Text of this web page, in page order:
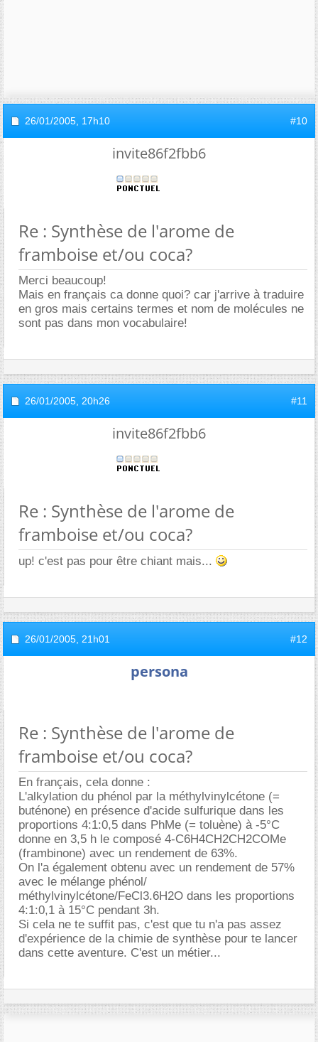
26/01/2005, 17h10 #10
invite86f2fbb6
Re : Synthèse de l'arome de
framboise et/ou coca?
Merci beaucoup!
Mais en français ca donne quoi? car j'arrive à traduire
en gros mais certains termes et nom de molécules ne
sont pas dans mon vocabulaire!
26/01/2005, 20h26 #11
invite86f2fbb6
Re : Synthèse de l'arome de
framboise et/ou coca?
up! c'est pas pour être chiant mais...
26/01/2005, 21h01 #12
persona
Re : Synthèse de l'arome de
framboise et/ou coca?
En français, cela donne :
L'alkylation du phénol par la méthylvinylcétone (=
buténone) en présence d'acide sulfurique dans les
proportions 4:1:0,5 dans PhMe (= toluène) à -5°C
donne en 3,5 h le composé 4-C6H4CH2CH2COMe
(frambinone) avec un rendement de 63%.
On l'a également obtenu avec un rendement de 57%
avec le mélange phénol/
méthylvinylcétone/FeCl3.6H2O dans les proportions
4:1:0,1 à 15°C pendant 3h.
Si cela ne te suffit pas, c'est que tu n'a pas assez
d'expérience de la chimie de synthèse pour te lancer
dans cette aventure. C'est un métier...